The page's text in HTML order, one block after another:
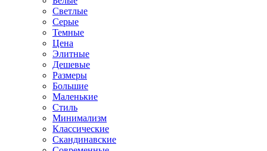
Светлые
Серые
Темные
Цена
Элитные
Дешевые
Размеры
Большие
Маленькие
Стиль
Минимализм
Классические
Скандинавские